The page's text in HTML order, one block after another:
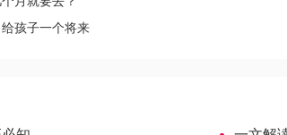
孩子一个将来